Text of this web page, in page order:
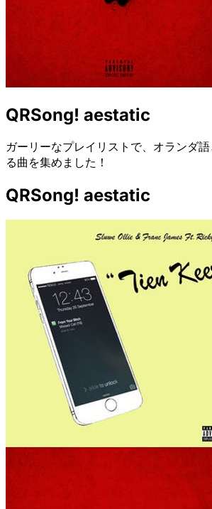
QRSong! aestatic
ガーリーなプレイリストで、オランダ
る曲を集めました！
QRSong! aestatic